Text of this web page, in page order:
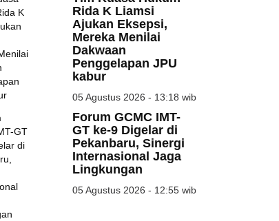
Rida K Liamsi
Ajukan Eksepsi,
Mereka Menilai
Dakwaan
Penggelapan JPU
kabur
05 Agustus 2026 - 13:18 wib
Forum GCMC IMT-
GT ke-9 Digelar di
Pekanbaru, Sinergi
Internasional Jaga
Lingkungan
05 Agustus 2026 - 12:55 wib